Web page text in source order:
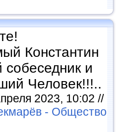
Константин
собеседник и
Человек!!!..
2023, 10:02 //
- Общество